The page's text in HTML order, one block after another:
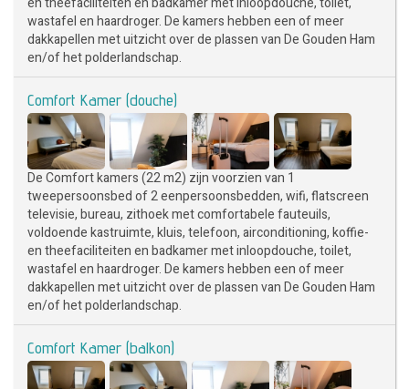
wastafel en haardroger. De kamers hebben een of meer
dakkapellen met uitzicht over de plassen van De Gouden Ham
en/of het polderlandschap.
Comfort Kamer (douche)
De Comfort kamers (22 m2) zijn voorzien van 1
tweepersoonsbed of 2 eenpersoonsbedden, wifi, flatscreen
televisie, bureau, zithoek met comfortabele fauteuils,
voldoende kastruimte, kluis, telefoon, airconditioning, koffie-
en theefaciliteiten en badkamer met inloopdouche, toilet,
wastafel en haardroger. De kamers hebben een of meer
dakkapellen met uitzicht over de plassen van De Gouden Ham
en/of het polderlandschap.
Comfort Kamer (balkon)